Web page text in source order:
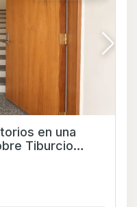
en una
Tiburcio